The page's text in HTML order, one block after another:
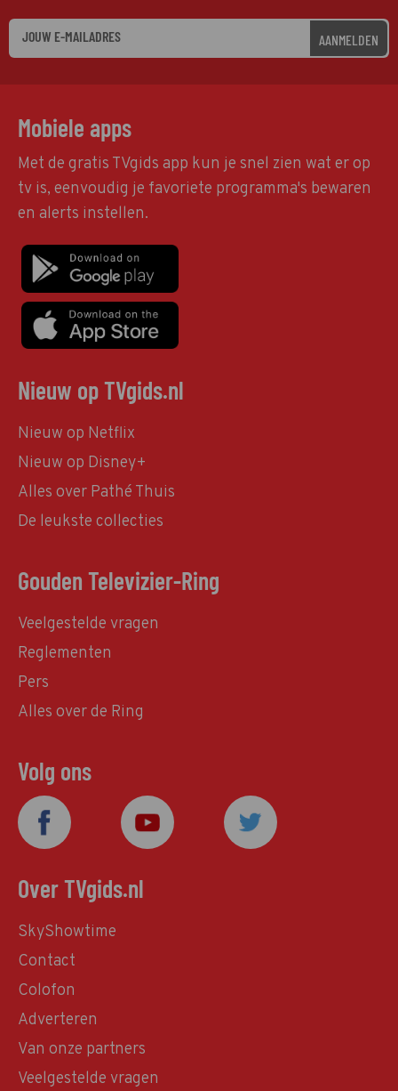
AANMELDEN
Mobiele apps
Met de gratis TVgids app kun je snel zien wat er op
tv is, eenvoudig je favoriete programma's bewaren
en alerts instellen.
Nieuw op TVgids.nl
Nieuw op Netflix
Nieuw op Disney+
Alles over Pathé Thuis
De leukste collecties
Gouden Televizier-Ring
Veelgestelde vragen
Reglementen
Pers
Alles over de Ring
Volg ons
Over TVgids.nl
SkyShowtime
Contact
Colofon
Adverteren
Van onze partners
Veelgestelde vragen